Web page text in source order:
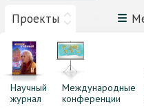
Проекты
Научный
журнал
Международные
конференции